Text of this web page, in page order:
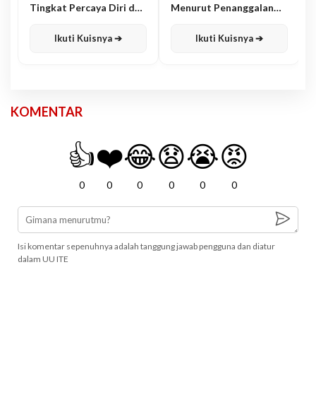
Tingkat Percaya Diri dan
Ikuti Kuisnya ➔
Menurut Penanggalan
Ikuti Kuisnya ➔
KOMENTAR
👍
0
❤️
0
😂
0
😧
0
😭
0
😡
0
Isi komentar sepenuhnya adalah tanggung jawab pengguna dan diatur
dalam UU ITE